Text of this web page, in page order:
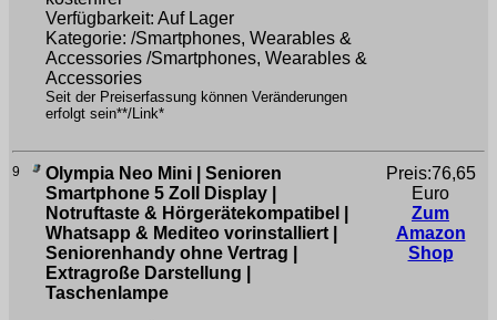
Verfügbarkeit: Auf Lager
Kategorie: /Smartphones, Wearables &
Accessories /Smartphones, Wearables &
Accessories
Seit der Preiserfassung können Veränderungen
erfolgt sein**/Link*
9
Olympia Neo Mini | Senioren
Smartphone 5 Zoll Display |
Notruftaste & Hörgerätekompatibel |
Whatsapp & Mediteo vorinstalliert |
Seniorenhandy ohne Vertrag |
Extragroße Darstellung |
Taschenlampe
Preis:76,65
Euro
Zum
Amazon
Shop